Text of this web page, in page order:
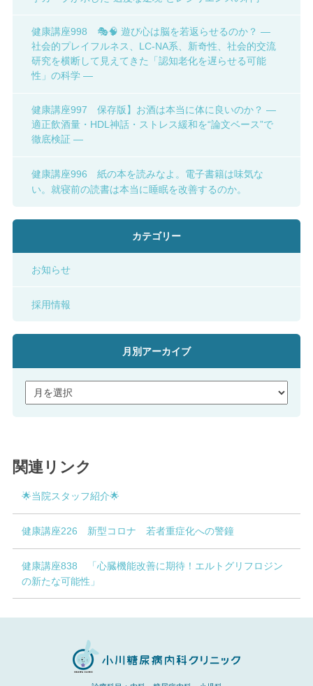
健康講座998 🎭🧠 遊び心は脳を若返らせるのか？ ―
社会的プレイフルネス、LC-NA系、新奇性、社会的交流
研究を横断して見えてきた「認知老化を遅らせる可能
性」の科学 ―
健康講座997 保存版】お酒は本当に体に良いのか？ ―
適正飲酒量・HDL神話・ストレス緩和を“論文ベース”で
徹底検証 ―
健康講座996 紙の本を読みなよ。電子書籍は味気な
い。就寝前の読書は本当に睡眠を改善するのか。
カテゴリー
お知らせ
採用情報
月別アーカイブ
関連リンク
🌟当院スタッフ紹介🌟
健康講座226 新型コロナ 若者重症化への警鐘
健康講座838 「心臓機能改善に期待！エルトグリフロジン
の新たな可能性」